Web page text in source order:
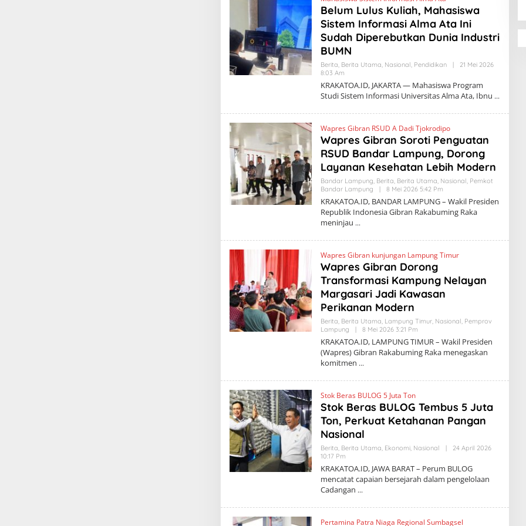
A
O
A
.
Belum Lulus Kuliah, Mahasiswa
Sistem Informasi Alma Ata Ini
Sudah Diperebutkan Dunia Industri
BUMN
Berita, Berita Utama, Nasional, Pendidikan
21 Mei 2026
8:03 Am
L
E
H
R
K
A
O
A
.
I
D
KRAKATOA.ID, JAKARTA — Mahasiswa Program
Studi Sistem Informasi Universitas Alma Ata, Ibnu
Wapres Gibran RSUD A Dadi Tjokrodipo
Wapres Gibran Soroti Penguatan
RSUD Bandar Lampung, Dorong
Layanan Kesehatan Lebih Modern
Bandar Lampung, Berita, Berita Utama, Nasional, Pemkot
Bandar Lampung
8 Mei 2026 5:42 Pm
H
A
A
A
I
KRAKATOA.ID, BANDAR LAMPUNG – Wakil Presiden
Republik Indonesia Gibran Rakabuming Raka
meninjau
Wapres Gibran kunjungan Lampung Timur
Wapres Gibran Dorong
Transformasi Kampung Nelayan
Margasari Jadi Kawasan
Perikanan Modern
Berita, Berita Utama, Lampung Timur, Nasional, Pemprov
Lampung
8 Mei 2026 3:21 Pm
L
E
H
A
T
O
A
KRAKATOA.ID, LAMPUNG TIMUR – Wakil Presiden
(Wapres) Gibran Rakabuming Raka menegaskan
komitmen
Stok Beras BULOG 5 Juta Ton
Stok Beras BULOG Tembus 5 Juta
Ton, Perkuat Ketahanan Pangan
Nasional
Berita, Berita Utama, Ekonomi, Nasional
24 April 2026
10:17 Pm
L
E
H
K
A
A
KRAKATOA.ID, JAWA BARAT – Perum BULOG
mencatat capaian bersejarah dalam pengelolaan
Cadangan
Pertamina Patra Niaga Regional Sumbagsel